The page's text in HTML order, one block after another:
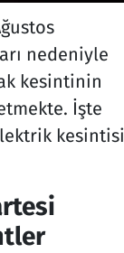
nedeniyle
kesintinin
İşte
kesintisi